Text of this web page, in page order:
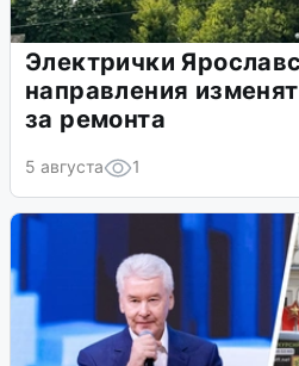
Электрички
направления
за ремонта
5 августа 1